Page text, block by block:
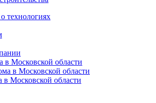
технологиях
в Московской области
в Московской области
в Московской области